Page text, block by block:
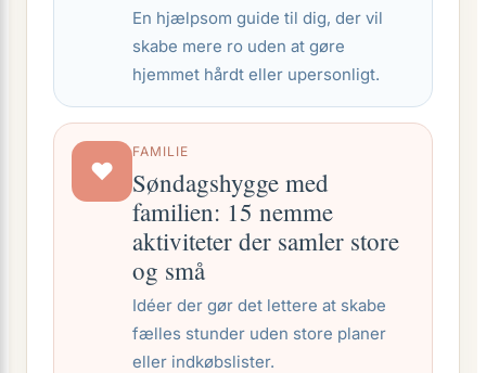
En hjælpsom guide til dig, der vil
skabe mere ro uden at gøre
hjemmet hårdt eller upersonligt.
♥
FAMILIE
Søndagshygge med
familien: 15 nemme
aktiviteter der samler store
og små
Idéer der gør det lettere at skabe
fælles stunder uden store planer
eller indkøbslister.